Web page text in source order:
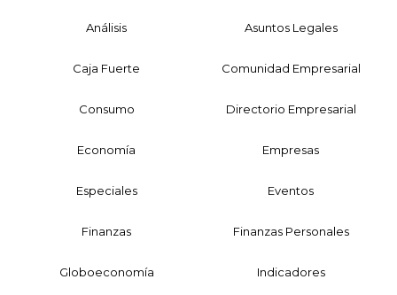
Análisis Asuntos Legales
Caja Fuerte Comunidad Empresarial
Consumo Directorio Empresarial
Economía Empresas
Especiales Eventos
Finanzas Finanzas Personales
Globoeconomía Indicadores